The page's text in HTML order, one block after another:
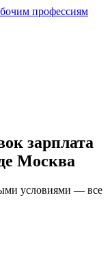
профессиям
зарплата
Москва
условиями — все